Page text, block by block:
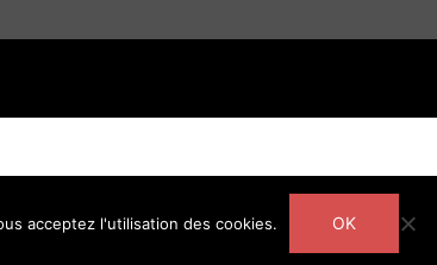
acceptez l'utilisation des cookies. OK